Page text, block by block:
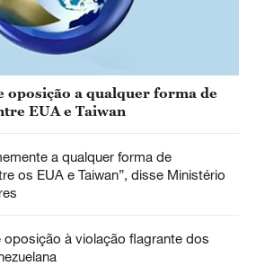
oposição a qualquer forma de
EUA e Taiwan
a qualquer forma de
os EUA e Taiwan”, disse Ministério
oposição à violação flagrante dos